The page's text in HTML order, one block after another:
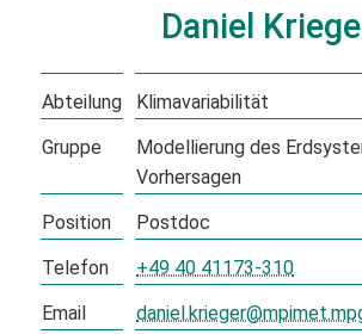
Daniel
Abteilung
Klimavariabilität
Gruppe
Modellierung des
Vorhersagen
Position
Postdoc
Telefon
+49 40 41173-310
Email